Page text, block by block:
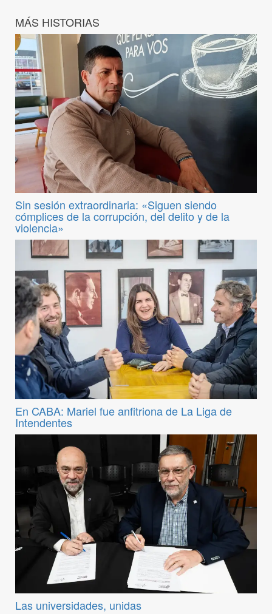
MÁS HISTORIAS
Sin sesión extraordinaria: «Siguen siendo
cómplices de la corrupción, del delito y de la
violencia»
En CABA: Mariel fue anfitriona de La Liga de
Intendentes
Las universidades, unidas